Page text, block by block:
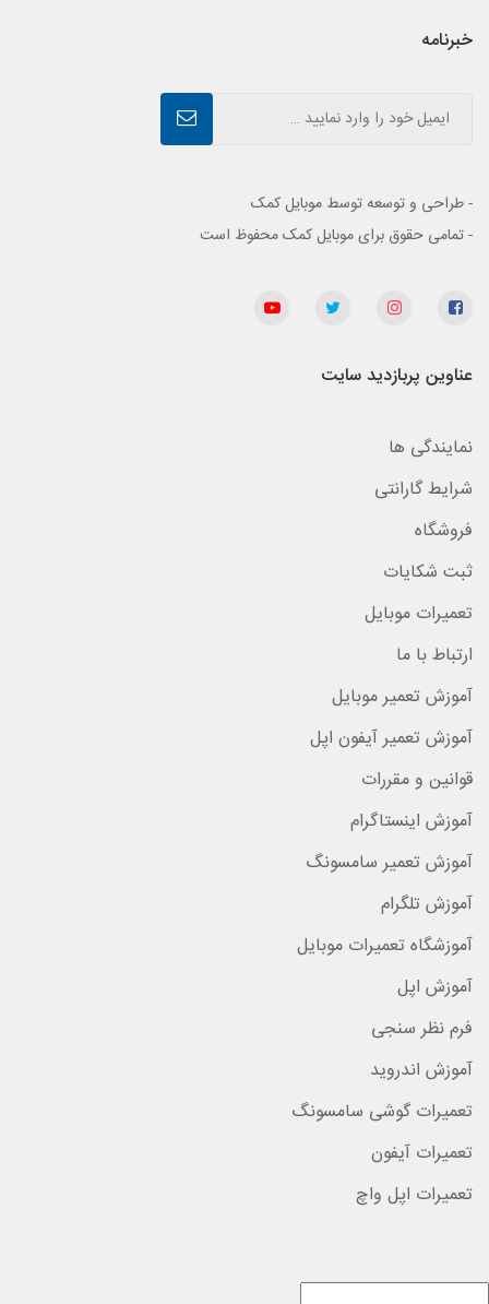
خبرنامه
- طراحی و توسعه توسط موبایل کمک
- تمامی حقوق برای موبایل کمک محفوظ است
عناوین پربازدید سایت
نمایندگی ها
شرایط گارانتی
فروشگاه
ثبت شکایات
تعمیرات موبایل
ارتباط با ما
آموزش تعمیر موبایل
آموزش تعمیر آیفون اپل
قوانین و مقررات
آموزش اینستاگرام
آموزش تعمیر سامسونگ
آموزش تلگرام
آموزشگاه تعمیرات موبایل
آموزش اپل
فرم نظر سنجی
آموزش اندروید
تعمیرات گوشی سامسونگ
تعمیرات آیفون
تعمیرات اپل واچ